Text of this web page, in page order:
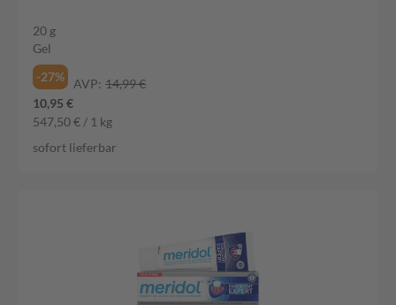
20 g
Gel
-27%
AVP: 14,99 €
10,95 €
547,50 € / 1 kg
sofort lieferbar